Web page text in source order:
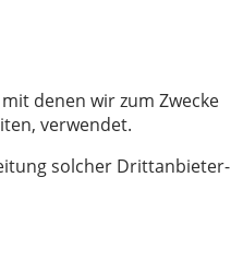
denen wir zum Zwecke
verwendet.
solcher Drittanbieter-